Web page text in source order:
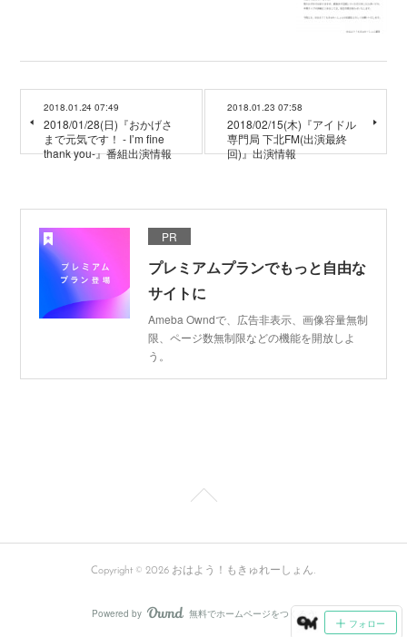
2018.01.24 07:49
2018/01/28(日)『おかげさ
まで元気です！ - I’m fine
thank you-』番組出演情報
2018.01.23 07:58
2018/02/15(木)『アイドル
専門局 下北FM(出演最終
回)』出演情報
PR
プレミアムプランでもっと自由な
サイトに
Ameba Owndで、広告非表示、画像容量無制
限、ページ数無制限などの機能を開放しよ
う。
フォロー
Copyright © 2026 おはよう！もきゅれーしょん.
Powered by AmebaOwnd
無料でホームページをつくろう